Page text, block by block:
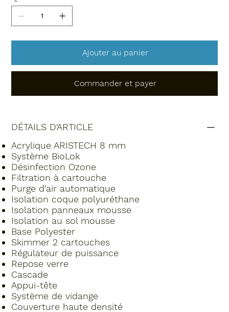
Ajouter au panier
Commander et payer
DÉTAILS D'ARTICLE
Acrylique ARISTECH 8 mm
Système BioLok
Désinfection Ozone
Filtration à cartouche
Purge d'air automatique
Isolation coque polyuréthane
Isolation panneaux mousse
Isolation au sol mousse
Base Polyester
Skimmer 2 cartouches
Régulateur de puissance
Repose verre
Cascade
Appui-tête
Système de vidange
Couverture haute densité